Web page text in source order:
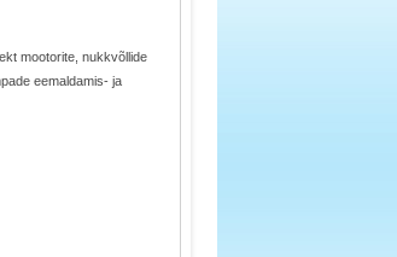
mootorite, nukkvõllide
eemaldamis- ja